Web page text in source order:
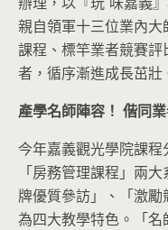
親自領軍十三位業內
課程、標竿業者競賽
者，循序漸進成長茁壯
產學名師陣容！ 偕同
今年嘉義觀光學院課
「房務管理課程」兩
牌優質參訪」、「激勵
為四大教學特色。「